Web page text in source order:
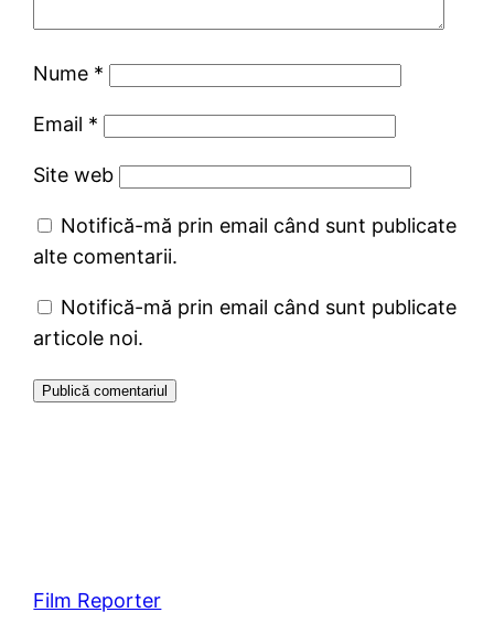
Nume *
Email *
Site web
Notifică-mă prin email când sunt publicate
alte comentarii.
Notifică-mă prin email când sunt publicate
articole noi.
Film Reporter